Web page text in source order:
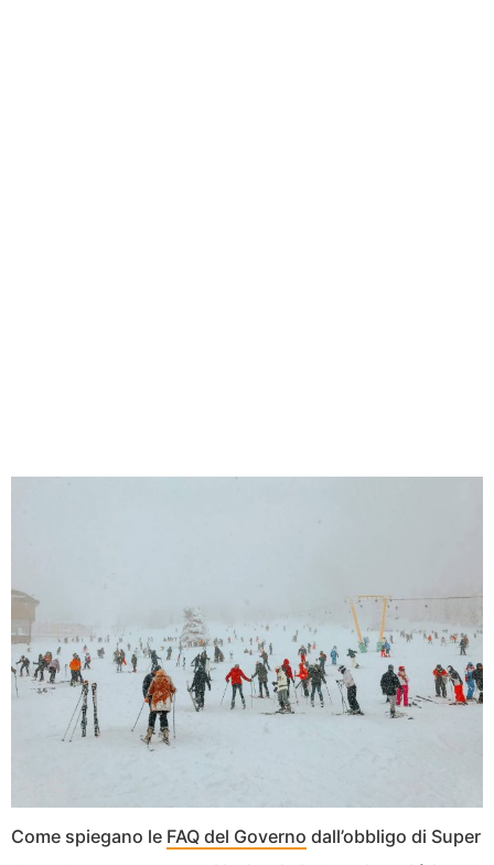
Come spiegano le FAQ del Governo dall’obbligo di Super